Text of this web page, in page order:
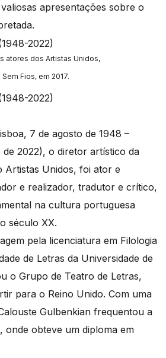
apresentações sobre o
atores dos Artistas Unidos,
Fios, em 2017.
7 de agosto de 1948 –
de 2022), o diretor artístico da
Artistas Unidos, foi ator e
e realizador, tradutor e crítico,
na cultura portuguesa
século XX.
pela licenciatura em Filologia
de Letras da Universidade de
o Grupo de Teatro de Letras,
para o Reino Unido. Com uma
Gulbenkian frequentou a
onde obteve um diploma em